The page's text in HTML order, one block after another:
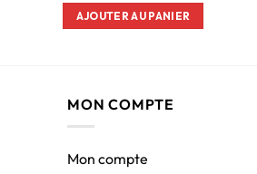
AJOUTER AU PANIER
MON COMPTE
Mon compte